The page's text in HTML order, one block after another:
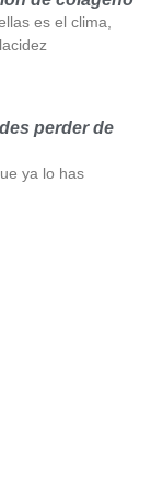
es el clima,
perder de
ya lo has